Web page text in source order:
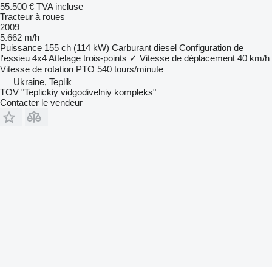
55.500 € TVA incluse
Tracteur à roues
2009
5.662 m/h
Puissance 155 ch (114 kW) Carburant diesel Configuration de
l'essieu 4x4Attelage trois-points ✓ Vitesse de déplacement 40 km/h
Vitesse de rotation PTO 540 tours/minute
Ukraine, Teplik
TOV "Teplickiy vidgodivelniy kompleks"
Contacter le vendeur